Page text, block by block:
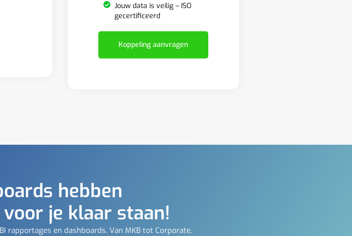
Jouw data is veilig – ISO
gecertificeerd
Koppeling aanvragen
hebben
je klaar staan!
rapportages en dashboards. Van MKB tot Corporate.